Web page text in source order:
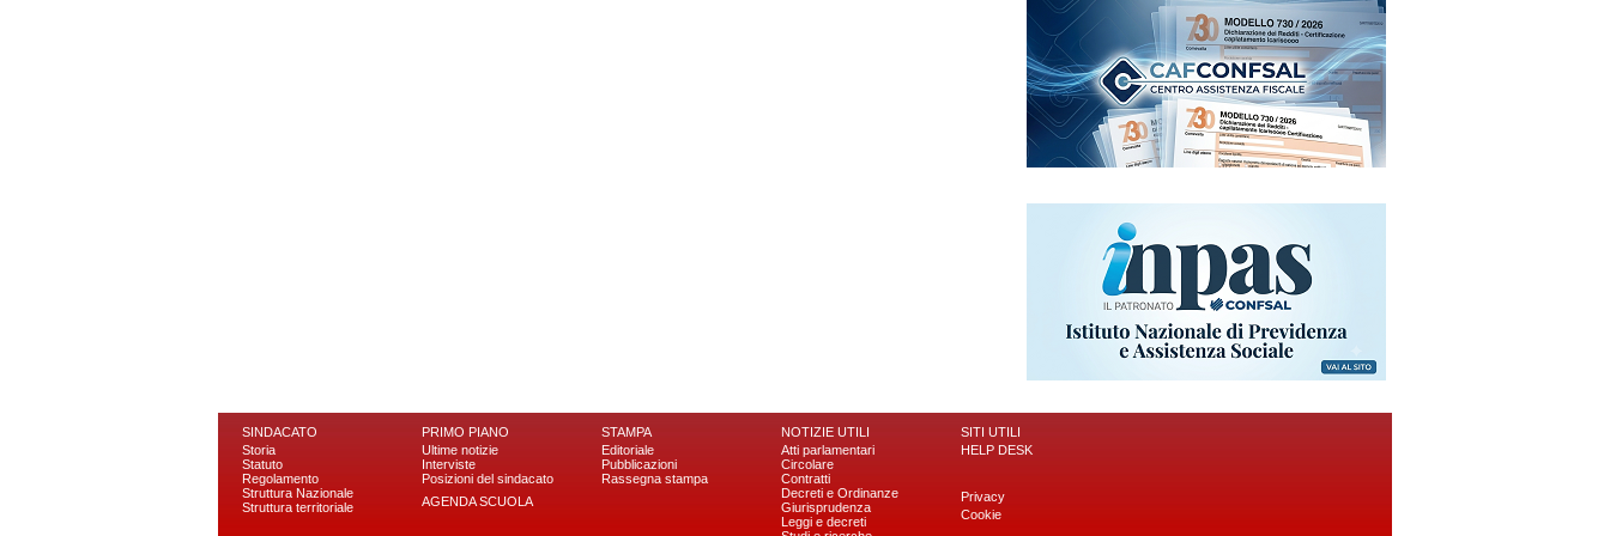
SINDACATO
Storia
Statuto
Regolamento
Struttura Nazionale
Struttura territoriale
PRIMO PIANO
Ultime notizie
Interviste
Posizioni del sindacato
AGENDA SCUOLA
STAMPA
Editoriale
Pubblicazioni
Rassegna stampa
NOTIZIE UTILI
Atti parlamentari
Circolare
Contratti
Decreti e Ordinanze
Giurisprudenza
Leggi e decreti
SITI UTILI
HELP DESK
Privacy
Cookie